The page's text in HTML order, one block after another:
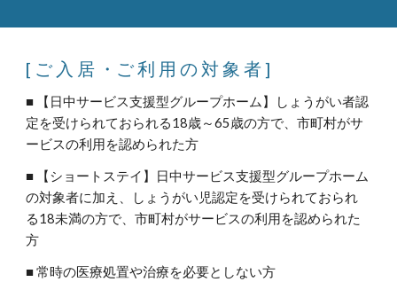
[ ご 入 居 ・ご 利 用 の 対 象 者 ]
■ 【日中サービス支援型グループホーム】しょうがい者認
定を受けられておられる18歳～65歳の方で、市町村がサ
ービスの利用を認められた方
■ 【ショートステイ】日中サービス支援型グループホーム
の対象者に加え、しょうがい児認定を受けられておられ
る18未満の方で、市町村がサービスの利用を認められた
方
■ 常時の医療処置や治療を必要としない方